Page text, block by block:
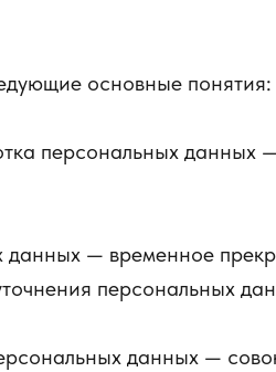
основные понятия:
персональных данных
данных — временное
персональных
данных —